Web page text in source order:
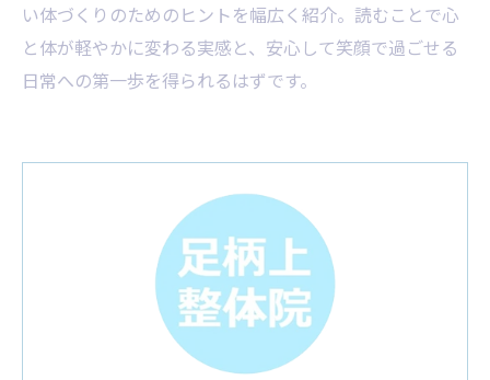
い体づくりのためのヒントを幅広く紹介。読むことで心
と体が軽やかに変わる実感と、安心して笑顔で過ごせる
日常への第一歩を得られるはずです。